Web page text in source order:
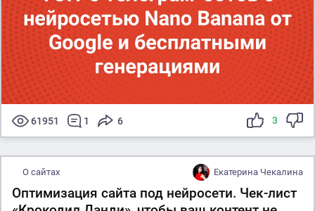
61951 1 6 3
О сайтах Екатерина Чекалина
Оптимизация сайта под нейросети. Чек-лист